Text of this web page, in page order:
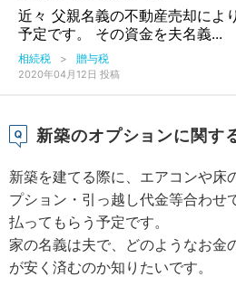
近々 父親名義の不動産売却によ
予定です。 その資金を夫名義...
相続税 > 贈与税
2020年04月12日 投稿
新築のオプションに関す
新築を建てる際に、エアコンや床
プション・引っ越し代金等合わせ
払ってもらう予定です。
家の名義は夫で、どのようなお金
が安く済むのか知りたいです。